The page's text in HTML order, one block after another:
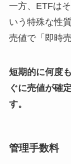
一方、ETFは
いう特殊な性
売値で「即時
短期的に何度
ぐに売値が確
す。
管理手数料